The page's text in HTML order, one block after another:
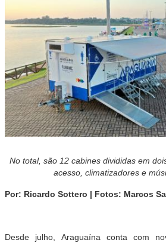
No total, são 12 cabines divididas em
acesso, climatizadores e
Por: Ricardo Sottero | Fotos: Marcos
Desde julho, Araguaína conta com